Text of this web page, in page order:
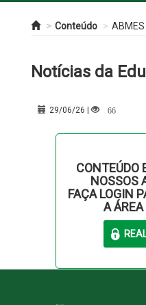
Conteúdo
Notícias da
29/06/26 | 66
CONTEÚDO
NOSSOS
FAÇA LOGIN
A